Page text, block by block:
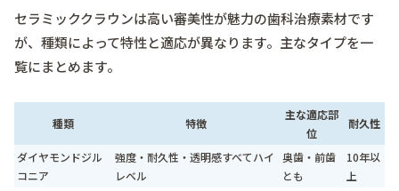
セラミッククラウンは高い審美性が魅力の歯科治療素材です
が、種類によって特性と適応が異なります。主なタイプを一
覧にまとめます。
種類 特徴
主な適応部
位
耐久性
ダイヤモンドジル
コニア
強度・耐久性・透明感すべてハイ
レベル
奥歯・前歯
とも
10年以
上